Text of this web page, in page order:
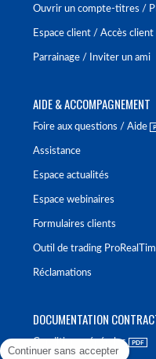
Ouvrir un compte-titres /
Espace client / Accès client
Parrainage / Inviter un ami
AIDE & ACCOMPAGNEMENT
Foire aux questions / Aide
Assistance
Espace actualités
Espace webinaires
Formulaires clients
Outil de trading
Réclamations
DOCUMENTATION
Conditions générales
Continuer sans accepter